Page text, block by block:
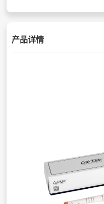
产品详情